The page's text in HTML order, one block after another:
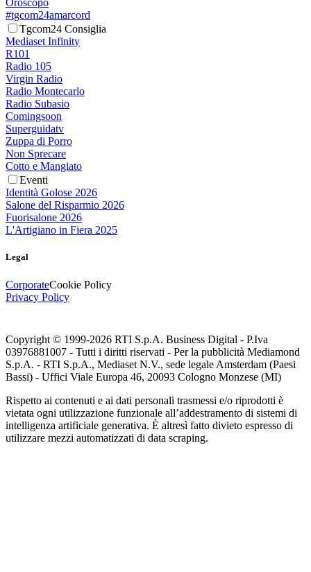
Oroscopo
#tgcom24amarcord
Tgcom24 Consiglia
Mediaset Infinity
R101
Radio 105
Virgin Radio
Radio Montecarlo
Radio Subasio
Comingsoon
Superguidatv
Zuppa di Porro
Non Sprecare
Cotto e Mangiato
Eventi
Identità Golose 2026
Salone del Risparmio 2026
Fuorisalone 2026
L'Artigiano in Fiera 2025
Legal
CorporateCookie Policy
Privacy Policy
Copyright © 1999-2026 RTI S.p.A. Business Digital - P.Iva
03976881007 - Tutti i diritti riservati - Per la pubblicità Mediamond
S.p.A. - RTI S.p.A., Mediaset N.V., sede legale Amsterdam (Paesi
Bassi) - Uffici Viale Europa 46, 20093 Cologno Monzese (MI)
Rispetto ai contenuti e ai dati personali trasmessi e/o riprodotti è
vietata ogni utilizzazione funzionale all’addestramento di sistemi di
intelligenza artificiale generativa. È altresì fatto divieto espresso di
utilizzare mezzi automatizzati di data scraping.